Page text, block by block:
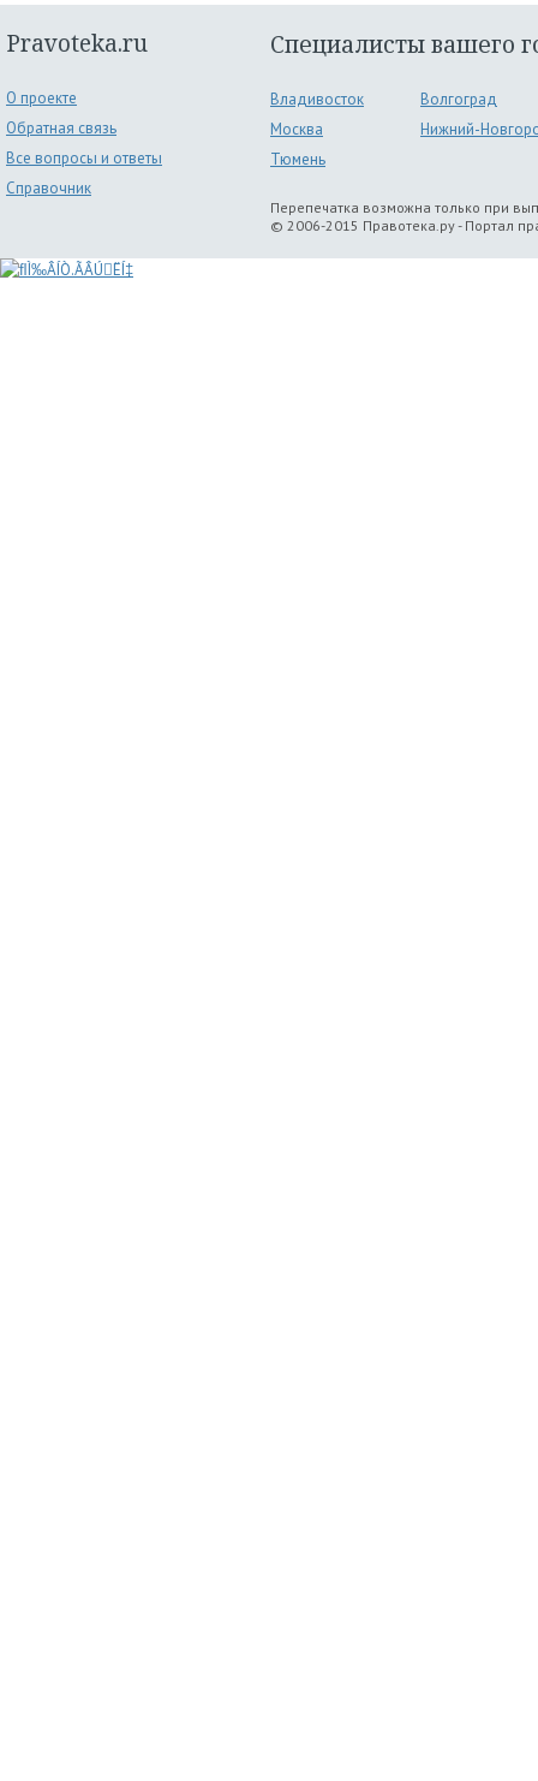
Pravoteka.ru
О проекте
Обратная связь
Все вопросы и ответы
Справочник
Специалисты вашего
Владивосток
Волгоград
Москва
Нижний-
Тюмень
Перепечатка возможна только при
© 2006-2015 Правотека.ру - Портал